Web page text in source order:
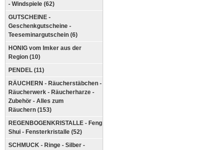
- Windspiele (62)
GUTSCHEINE -
Geschenkgutscheine -
Teeseminargutschein (6)
HONIG vom Imker aus der
Region (10)
PENDEL (11)
RÄUCHERN - Räucherstäbchen -
Räucherwerk - Räucherharze -
Zubehör - Alles zum
Räuchern (153)
REGENBOGENKRISTALLE - Feng
Shui - Fensterkristalle (52)
SCHMUCK - Ringe - Silber -